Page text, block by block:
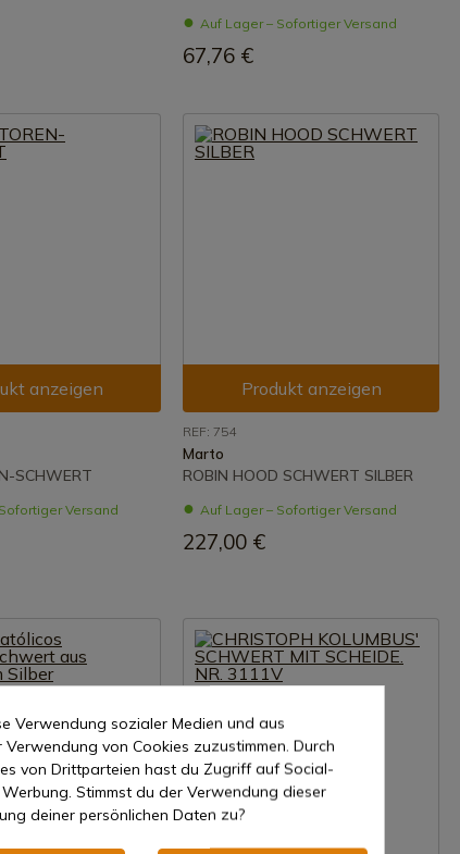
Auf Lager – Sofortiger Versand
67,76 €
anzeigen
SCHWERT
Versand
Produkt anzeigen
REF: 754
Marto
ROBIN HOOD SCHWERT SILBER
Auf Lager – Sofortiger Versand
227,00 €
Verwendung sozialer Medien und aus
von Cookies zuzustimmen. Durch
von Drittparteien hast du Zugriff auf Social-
Stimmst du der Verwendung dieser
deiner persönlichen Daten zu?